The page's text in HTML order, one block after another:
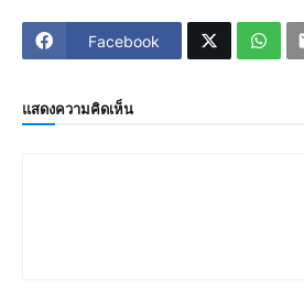
Facebook
แสดงความคิดเห็น